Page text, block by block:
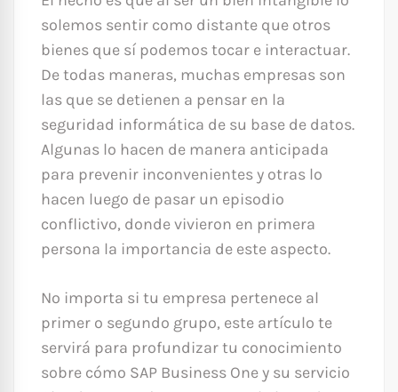
solemos sentir como distante que otros
bienes que sí podemos tocar e interactuar.
De todas maneras, muchas empresas son
las que se detienen a pensar en la
seguridad informática de su base de datos.
Algunas lo hacen de manera anticipada
para prevenir inconvenientes y otras lo
hacen luego de pasar un episodio
conflictivo, donde vivieron en primera
persona la importancia de este aspecto.
No importa si tu empresa pertenece al
primer o segundo grupo, este artículo te
servirá para profundizar tu conocimiento
sobre cómo SAP Business One y su servicio